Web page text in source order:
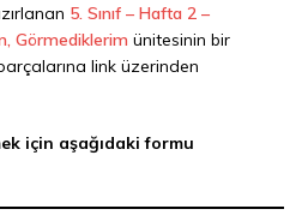
5. Sınıf – Hafta 2 –
Görmediklerim ünitesinin bir
link üzerinden
için aşağıdaki formu